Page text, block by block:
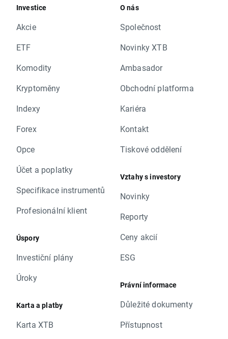
Investice
Akcie
ETF
Komodity
Kryptoměny
Indexy
Forex
Opce
Účet a poplatky
Specifikace instrumentů
Profesionální klient
Úspory
Investiční plány
Úroky
Karta a platby
Karta XTB
O nás
Společnost
Novinky XTB
Ambasador
Obchodní platforma
Kariéra
Kontakt
Tiskové oddělení
Vztahy s investory
Novinky
Reporty
Ceny akcií
ESG
Právní informace
Důležité dokumenty
Přístupnost